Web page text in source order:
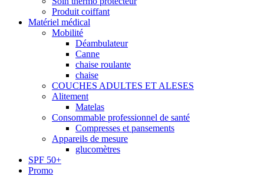
Produit coiffant
Matériel médical
Mobilité
Déambulateur
Canne
chaise roulante
chaise
COUCHES ADULTES ET ALESES
Alitement
Matelas
Consommable professionnel de santé
Compresses et pansements
Appareils de mesure
glucomètres
SPF 50+
Promo